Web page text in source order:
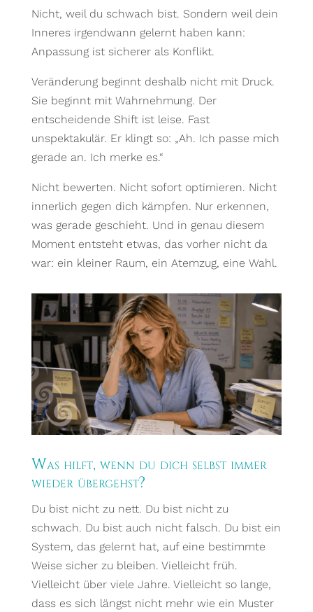
Nicht, weil du schwach bist. Sondern weil dein
Inneres irgendwann gelernt haben kann:
Anpassung ist sicherer als Konflikt.
Veränderung beginnt deshalb nicht mit Druck.
Sie beginnt mit Wahrnehmung. Der
entscheidende Shift ist leise. Fast
unspektakulär. Er klingt so: „Ah. Ich passe mich
gerade an. Ich merke es.“
Nicht bewerten. Nicht sofort optimieren. Nicht
innerlich gegen dich kämpfen. Nur erkennen,
was gerade geschieht. Und in genau diesem
Moment entsteht etwas, das vorher nicht da
war: ein kleiner Raum, ein Atemzug, eine Wahl.
Was hilft, wenn du dich selbst immer
wieder übergehst?
Du bist nicht zu nett. Du bist nicht zu
schwach. Du bist auch nicht falsch. Du bist ein
System, das gelernt hat, auf eine bestimmte
Weise sicher zu bleiben. Vielleicht früh.
Vielleicht über viele Jahre. Vielleicht so lange,
dass es sich längst nicht mehr wie ein Muster